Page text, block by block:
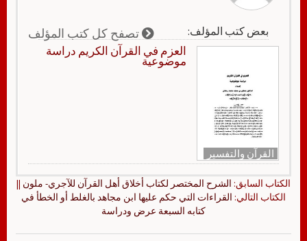
بعض كتب المؤلف: تصفح كل كتب المؤلف
القرآن والتفسير
العزم في القرآن الكريم دراسة
موضوعية
الكتاب السابق: الشرح المختصر لكتاب أخلاق أهل القرآن للآجري- ملون ||
الكتاب التالي: القراءات التي حكم عليها ابن مجاهد بالغلط أو الخطأ في
كتابه السبعة عرض ودراسة